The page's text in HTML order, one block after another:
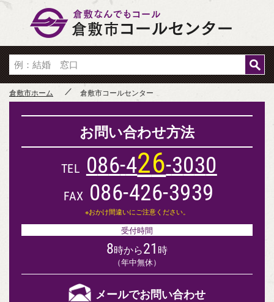
倉敷市ホーム 倉敷市コールセンター
お問い合わせ方法
TEL 086-426-3030
FAX 086-426-3939
※おかけ間違いにご注意ください。
受付時間
8時から21 時
（年中無休）
メールでお問い合わせ